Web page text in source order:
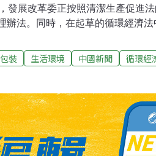
發展改革委正按照清潔生產促進
辦法。同時，在起草的循環經濟
一般規定，包裝成本不應超過產品
裝」。而現在一些產品，包裝成本
限定﹔加大執法檢查力度，嚴厲
法行為。
裝 生活環境 中國新聞 循環經